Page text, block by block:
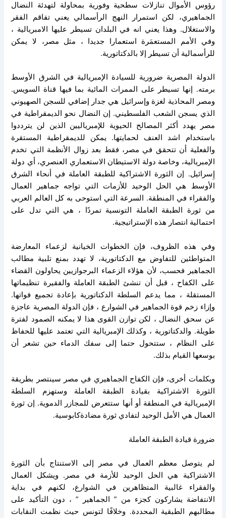
رؤوس الأموال تنازلات سطحية وفورية بمحاولة لتهدئة النضال
الجماهيري، لكن استمرار النهج الرأسمالي يعني تفاقم الفقر
والاستغلال. وهذا يعني انه في البلدان تسيطر عليها الامبريالية ،
وفي الأمم المستعمَرة استعمارا جديدا ، مثل مصر، لا يمكن
للرأسمالية أن تسيطر إلا بالدكتاتورية.
الدولة المصرية ضرورية للسيادة الإمبريالية في الشرق الأوسط
برمته. إنها تسيطر على الممرات المائية بما فيها قناة السويس.
ومصر المحاذية لغزة وإسرائيل هي جدار إضافي للسجن الصهيوني
الذي يسجن الشعب الفلسطيني. إن النضال نحو الديمقراطية في
مصر يهدد أكثر المصالح الحيوية للإمبرياليين الذين لن يترددوا
باستخدام اشد العنف لحمايتها. يمكن للديمقراطية المستقرة
والفعلية أن تتحقق في مصر، فقط بعد زوال الأنظمة التي تخدم
الإمبريالية، وخاصة دولة الاستيطان الاستعماري العنصري، أي دولة
إِسرائيل. إن الثورة الاشتراكية للطبقة العاملة في أنحاء الشرق
الأوسط هي الحل الوحيد للأزمات التي تواجه جماهير العمال
والفقراء في المنطقة. السرعة التي استوحى به كل العالم العربي
من ثورة الطبقة العاملة التونسية تمردًا ، هي التي تدل على
احتمالية انتصار هذه الإستراتيجية.
وفي هذه الظروف، فإن الخطوات الخيانية لزعماء المعارضة
المتواطئين للتفاوض مع الدكتاتورية، لا تهدد بمنع تلبية مطالب
الجماهير فحسب، لأن هؤلاء الزعماء البرجوازيين يحاولون القضاء
على الكفاح ، قبل أن تنشئ الطبقة العاملة والفقيرة تنظيماتها
المستقلة ، مما يدعم السلطة الدكتاتورية بإعادة تجميع فواتها.
وإزاء زخم قوة الجماهير في الشوارع ، فإن الدولة المصرية عاجزة
عن سحق النضال ، لكن توازن القوى هذا لا يمكنه الصمود لفترة
طويلة. والدكتاتورية ، وكذلك الإمبريالية التي تعتمد عليها للحفاظ
على النظام ، ستتحول حتما إلى سفك الدماء حين تشعر أن
بوسعها القيام بذلك.
وبكلمات أخرى، فإن الكفاح الجماهيري في مصر سينتصر بطريقة
الثورة الاشتراكية بقيادة الطبقة العاملة وستهزم السلطة
الإمبريالية في المنطقة أو أنها ستتعرض للمجازر الدموية. إن ثورة
العمال هي الأمل الوحيد لتفادي ثورة مضادةكابوسية.
ضرورة قيادة الطبقة العاملة
لم يتوصل معظم العمال في مصر إلى الاستنتاج بأن الثورة
الاشتراكية هي الحل الوحيد للأزمة في مصر. ويشكل العمال
والفقراء غالبية المتظاهرين في الشوارع، لكنهم في بداية
الانتفاضة يشاركون كجزء من ” الجماهير ” ، دون التأكيد على
مطالبهم الطبقية المحددة. وخلافًا لتونس حيث نظمت النقابات